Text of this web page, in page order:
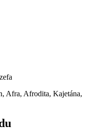
Afra, Afrodita, Kajetána,